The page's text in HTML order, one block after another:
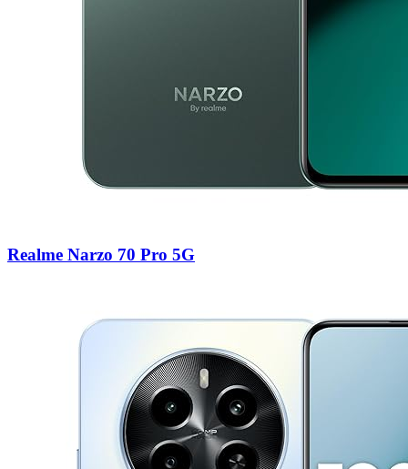
Realme Narzo 70 Pro 5G